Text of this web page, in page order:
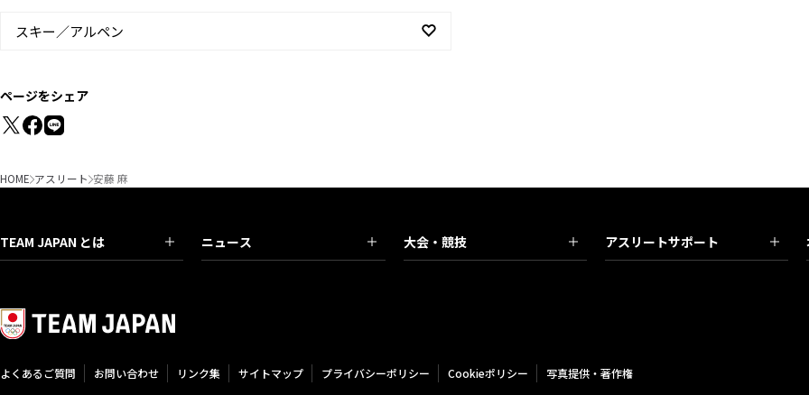
スキー／アルペン
ページをシェア
HOME アスリート 安藤 麻
TEAM JAPAN とは ニュース 大会・競技 アスリートサポート
よくあるご質問 お問い合わせ リンク集 サイトマップ プライバシーポリシー Cookieポリシー 写真提供・著作権